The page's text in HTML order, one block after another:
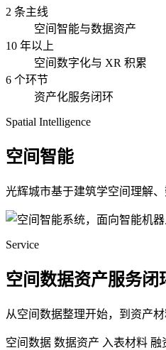
2 条主线
空间智能与数据资产
10 年以上
空间数字化与 XR 积累
6 个环节
资产化服务闭环
Spatial Intelligence
空间智能
光辉城市基于建筑学空间理解
Service
空间数据资产服务闭
从空间数据整理开始，到资产
空间数据 数据资产 入表材料 融